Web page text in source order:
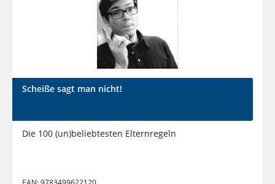
Scheiße sagt man nicht!
Die 100 (un)beliebtesten Elternregeln